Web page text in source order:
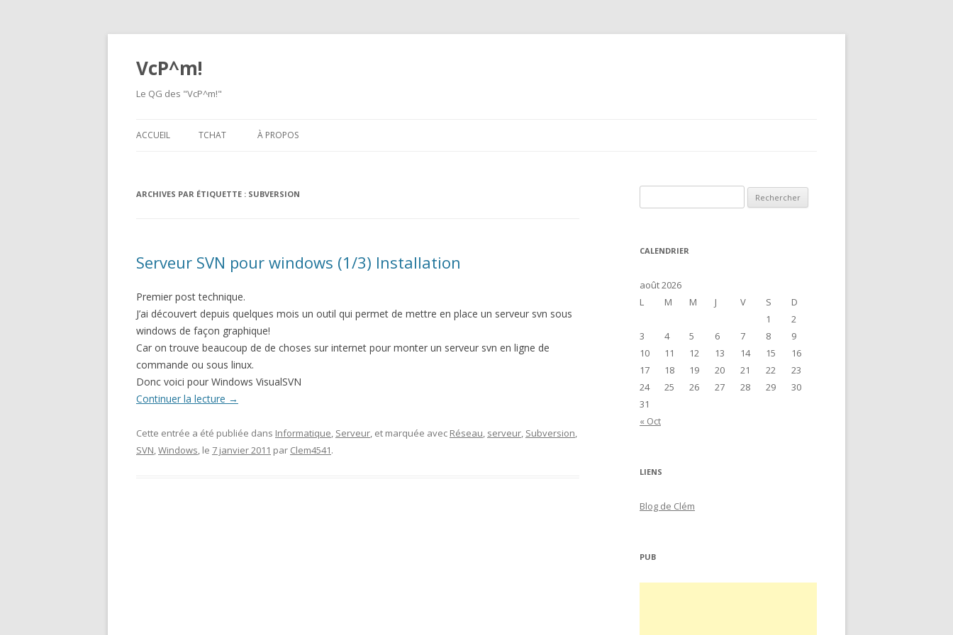
VcP^m!
Le QG des "VcP^m!"
ACCUEIL TCHAT À PROPOS
ARCHIVES PAR ÉTIQUETTE : SUBVERSION
Serveur SVN pour windows (1/3) Installation
Premier post technique.
J’ai découvert depuis quelques mois un outil qui permet de mettre en place un serveur svn sous
windows de façon graphique!
Car on trouve beaucoup de de choses sur internet pour monter un serveur svn en ligne de
commande ou sous linux.
Donc voici pour Windows VisualSVN
Continuer la lecture →
Cette entrée a été publiée dans Informatique, Serveur, et marquée avec Réseau, serveur, Subversion,
SVN,Windows, le 7 janvier 2011 par Clem4541.
e
h
c
e
r
:
CALENDRIER
août 2026
L
M M J V S D
« Oct
1
2
3
4 5 6 7 8
9
10
11 12 13 14 15
16
17
18 19 20 21 22
23
24
25 26 27 28 29
30
31
LIENS
Blog de Clém
PUB